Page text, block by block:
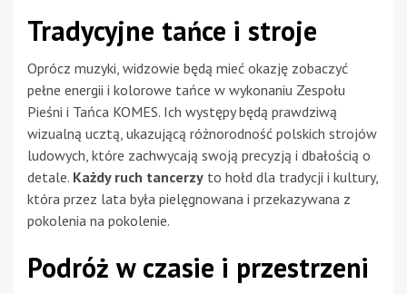
Tradycyjne tańce i stroje
Oprócz muzyki, widzowie będą mieć okazję zobaczyć
pełne energii i kolorowe tańce w wykonaniu Zespołu
Pieśni i Tańca KOMES. Ich występy będą prawdziwą
wizualną ucztą, ukazującą różnorodność polskich strojów
ludowych, które zachwycają swoją precyzją i dbałością o
detale. Każdy ruch tancerzy to hołd dla tradycji i kultury,
która przez lata była pielęgnowana i przekazywana z
pokolenia na pokolenie.
Podróż w czasie i przestrzeni